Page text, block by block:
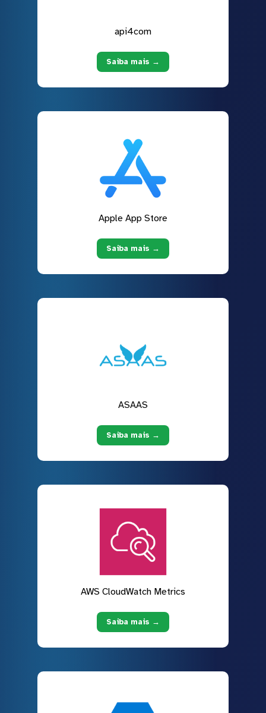
api4com
Saiba mais →
Apple App Store
Saiba mais →
ASAAS
Saiba mais →
AWS CloudWatch Metrics
Saiba mais →